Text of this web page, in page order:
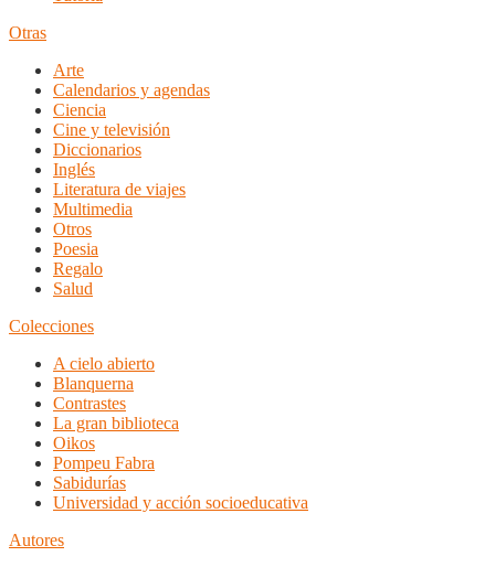
Otras
Arte
Calendarios y agendas
Ciencia
Cine y televisión
Diccionarios
Inglés
Literatura de viajes
Multimedia
Otros
Poesia
Regalo
Salud
Colecciones
A cielo abierto
Blanquerna
Contrastes
La gran biblioteca
Oikos
Pompeu Fabra
Sabidurías
Universidad y acción socioeducativa
Autores